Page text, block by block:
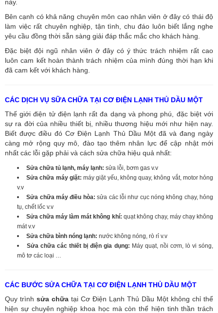
này.
Bên cạnh có khả năng chuyên môn cao nhân viên ở đây có thái độ
làm việc rất chuyên nghiệp, tận tình, chu đáo luôn biết lắng nghe
yêu cầu đồng thời sẵn sàng giải đáp thắc mắc cho khách hàng.
Đặc biệt đội ngũ nhân viên ở đây có ý thức trách nhiệm rất cao
luôn cam kết hoàn thành trách nhiệm của mình đúng thời hạn khi
đã cam kết với khách hàng.
CÁC DỊCH VỤ SỮA CHỮA TẠI CƠ ĐIỆN LẠNH THỦ DẦU MỘT
Thế giới điện tử điện lạnh rất đa dạng và phong phú, đặc biệt với
sự ra đời của nhiều thiết bị, nhiều thương hiệu mới như hiện nay.
Biết được điều đó Cơ Điện Lạnh Thủ Dầu Một đã và đang ngày
càng mở rộng quy mô, đào tạo thêm nhân lực để cập nhật mới
nhất các lỗi gặp phải và cách sửa chữa hiệu quả nhất:
Sửa chữa tủ lạnh, máy lạnh: sửa lỗi, bơm gas v.v
Sửa chữa máy giặt:máy giặt yếu, không quay, không vắt, motor hỏng
v.v
Sửa chữa máy điều hòa: sửa các lỗi như cục nóng không chạy, hỏng
tụ, chết lốc v.v
Sửa chữa máy làm mát không khí: quạt không chạy, máy chạy không
mát v.v
Sửa chữa bình nóng lạnh: nước không nóng, rò rỉ v.v
Sửa chữa các thiết bị điện gia dụng: Máy quạt, nồi cơm, lò vi sóng,
mô tơ các loại …
CÁC BƯỚC SỬA CHỮA TẠI CƠ ĐIỆN LẠNH THỦ DẦU MỘT
Quy trình sửa chữa tại Cơ Điện Lạnh Thủ Dầu Một không chỉ thể
hiện sự chuyên nghiệp khoa học mà còn thể hiện tinh thần trách